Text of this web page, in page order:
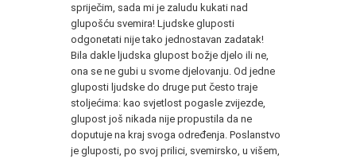
spriječim, sada mi je zaludu kukati nad
glupošću svemira! Ljudske gluposti
odgonetati nije tako jednostavan zadatak!
Bila dakle ljudska glupost božje djelo ili ne,
ona se ne gubi u svome djelovanju. Od jedne
gluposti ljudske do druge put često traje
stoljećima: kao svjetlost pogasle zvijezde,
glupost još nikada nije propustila da ne
doputuje na kraj svoga određenja. Poslanstvo
je gluposti, po svoj prilici, svemirsko, u višem,